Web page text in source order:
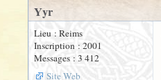
Yyr
Lieu : Reims
Inscription : 2001
Messages : 3 412
Site Web